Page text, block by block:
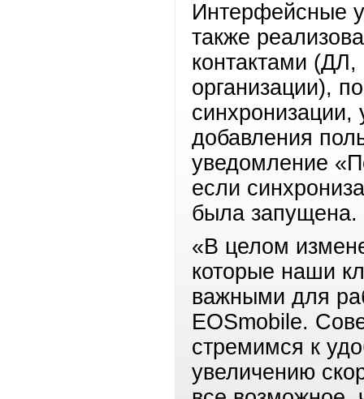
Интерфейсные
также
контактами (ДЛ,
организации),
синхронизации,
добавления
уведомление
если
была запущена.
«В целом
которые наши
важными для
EOSmobile.
стремимся к
увеличению